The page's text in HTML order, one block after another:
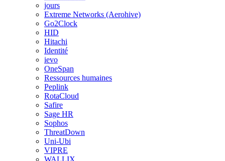
jours
Extreme Networks (Aerohive)
Go2Clock
HID
Hitachi
Identité
ievo
OneSpan
Ressources humaines
Peplink
RotaCloud
Safire
Sage HR
Sophos
ThreatDown
Uni-Ubi
VIPRE
WALLIX